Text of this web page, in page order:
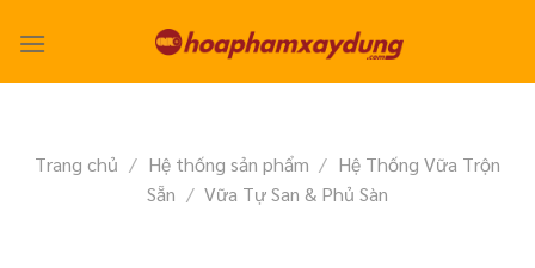
Trang chủ / Hệ thống sản phẩm / Hệ Thống Vữa Trộn
Sẵn / Vữa Tự San & Phủ Sàn